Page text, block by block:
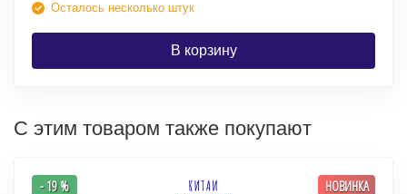
Осталось несколько штук
В корзину
С этим товаром также покупают
- 19 % НОВИНКА